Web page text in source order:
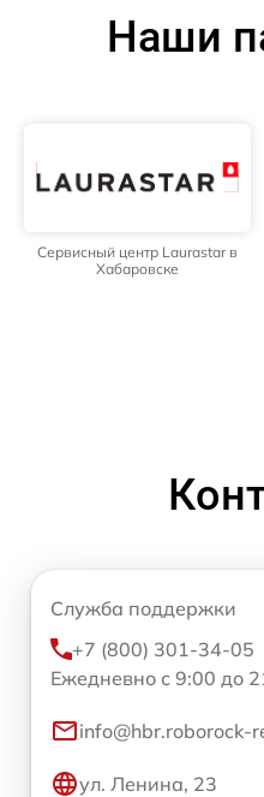
Наши
Сервисный центр Laurastar в
Хабаровске
Служба поддержки
+7 (800) 301-34-05
Ежедневно с 9:00 до
info@hbr.roborock-
ул. Ленина, 23